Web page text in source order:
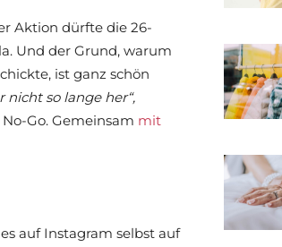
Aktion dürfte die 26-
Und der Grund, warum
ist ganz schön
so lange her“,
Go. Gemeinsam mit
auf Instagram selbst auf